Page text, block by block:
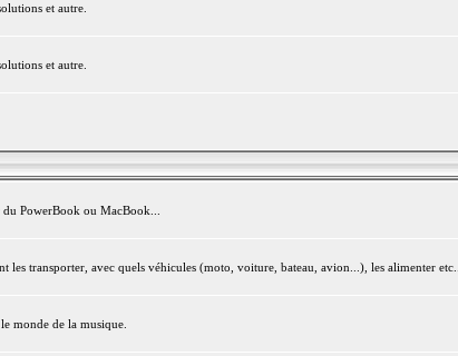
et autre.
et autre.
PowerBook ou MacBook...
transporter, avec quels véhicules (moto, voiture, bateau, avion...), les alimenter etc...
monde de la musique.